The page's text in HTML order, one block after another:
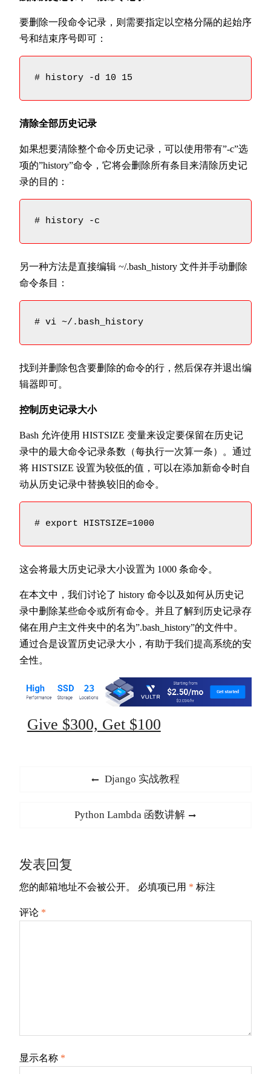
要删除一段命令记录，则需要指定以空格分隔的起始序
号和结束序号即可：
# history -d 10 15
清除全部历史记录
如果想要清除整个命令历史记录，可以使用带有”-c”选
项的”history”命令，它将会删除所有条目来清除历史记
录的目的：
# history -c
另一种方法是直接编辑 ~/.bash_history 文件并手动删除
命令条目：
# vi ~/.bash_history
找到并删除包含要删除的命令的行，然后保存并退出编
辑器即可。
控制历史记录大小
Bash 允许使用 HISTSIZE 变量来设定要保留在历史记
录中的最大命令记录条数（每执行一次算一条）。通过
将 HISTSIZE 设置为较低的值，可以在添加新命令时自
动从历史记录中替换较旧的命令。
# export HISTSIZE=1000
这会将最大历史记录大小设置为 1000 条命令。
在本文中，我们讨论了 history 命令以及如何从历史记
录中删除某些命令或所有命令。并且了解到历史记录存
储在用户主文件夹中的名为”.bash_history”的文件中。
通过合是设置历史记录大小，有助于我们提高系统的安
全性。
Give $300, Get $100
Previous
Django 实战教程
Next
Python Lambda 函数讲解
发表回复
您的邮箱地址不会被公开。 必填项已用 * 标注
评论 *
显示名称 *